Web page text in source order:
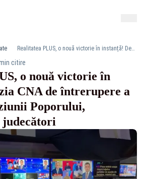
Realitatea PLUS, o nouă victorie în instanță! Decizia CNA de întrerupere a emisiei Televiziunii Poporului, suspendată de judecători
citire
o nouă victorie în
CNA de întrerupere a
Poporului,
judecători